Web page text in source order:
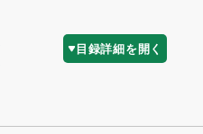
目録詳細を開く